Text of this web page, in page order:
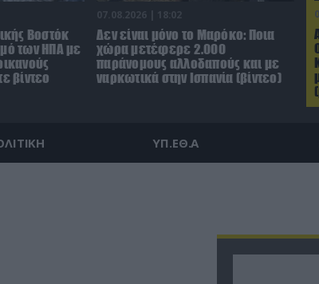
Βοστόκ
των ΗΠΑ με
βίντεο
07.08.2026 | 18:02
Δεν είναι μόνο το Μαρόκο: Ποια
χώρα μετέφερε 2.000
παράνομους αλλοδαπούς και με
ναρκωτικά στην Ισπανία (βίντεο)
ΥΠ.ΕΘ.Α